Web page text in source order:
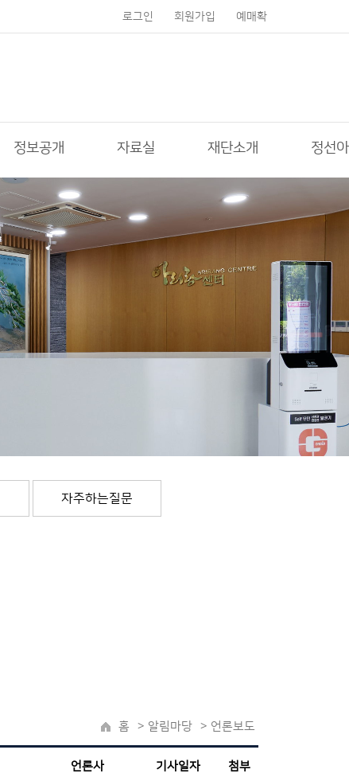
로그인 회원가입 예매확
정보공개 자료실 재단소개 정선
자주하는질문
> 언론보도
> 알림마당
홈
언론사 기사일자 첨부